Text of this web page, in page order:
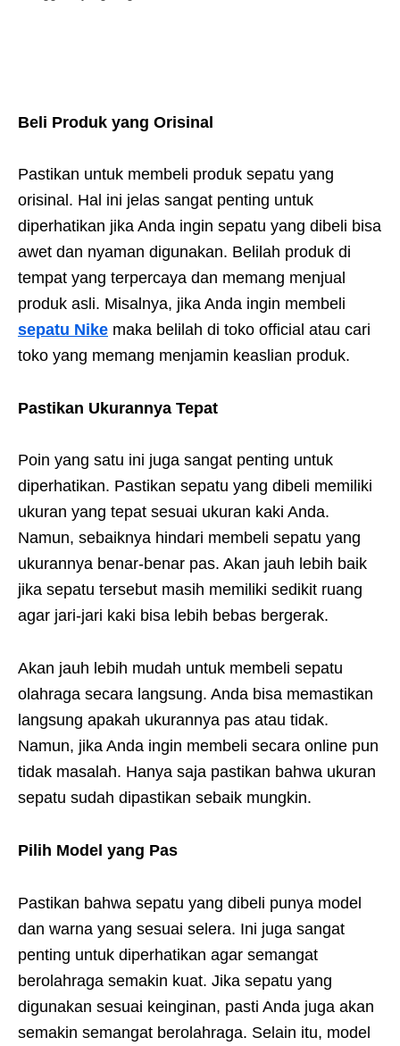
Beli Produk yang Orisinal
Pastikan untuk membeli produk sepatu yang
orisinal. Hal ini jelas sangat penting untuk
diperhatikan jika Anda ingin sepatu yang dibeli bisa
awet dan nyaman digunakan. Belilah produk di
tempat yang terpercaya dan memang menjual
produk asli. Misalnya, jika Anda ingin membeli
sepatu Nike maka belilah di toko official atau cari
toko yang memang menjamin keaslian produk.
Pastikan Ukurannya Tepat
Poin yang satu ini juga sangat penting untuk
diperhatikan. Pastikan sepatu yang dibeli memiliki
ukuran yang tepat sesuai ukuran kaki Anda.
Namun, sebaiknya hindari membeli sepatu yang
ukurannya benar-benar pas. Akan jauh lebih baik
jika sepatu tersebut masih memiliki sedikit ruang
agar jari-jari kaki bisa lebih bebas bergerak.
Akan jauh lebih mudah untuk membeli sepatu
olahraga secara langsung. Anda bisa memastikan
langsung apakah ukurannya pas atau tidak.
Namun, jika Anda ingin membeli secara online pun
tidak masalah. Hanya saja pastikan bahwa ukuran
sepatu sudah dipastikan sebaik mungkin.
Pilih Model yang Pas
Pastikan bahwa sepatu yang dibeli punya model
dan warna yang sesuai selera. Ini juga sangat
penting untuk diperhatikan agar semangat
berolahraga semakin kuat. Jika sepatu yang
digunakan sesuai keinginan, pasti Anda juga akan
semakin semangat berolahraga. Selain itu, model